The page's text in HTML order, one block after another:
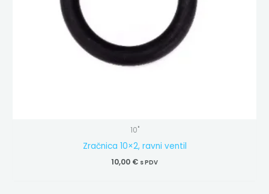
10"
Zračnica 10×2, ravni ventil
10,00 € s PDV